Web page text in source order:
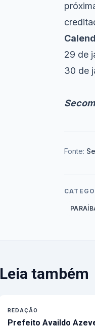
29 de
30 de
Fonte:
Leia também
REDAÇÃO
Prefeito Availdo